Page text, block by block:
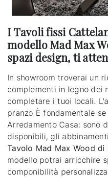
I Tavoli fissi
modello Mad Max
spazi design, ti
In showroom troverai un
complementi in legno dei
completare i tuoi locali.
pranzo È fondamentale
Arredamento Casa: sono
disponibili, gli
Tavolo Mad Max Wood di
modello potrai arricchire
componibilità